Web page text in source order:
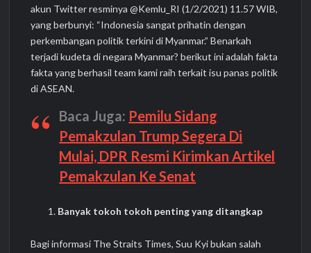
akun Twitter resminya @Kemlu_RI (1/2/2021) 11.57 WIB,
yang berbunyi: “Indonesia sangat prihatin dengan
perkembangan politik terkini di Myanmar.” Benarkah
terjadi kudeta di negara Myanmar? berikut ini adalah fakta
fakta yang berhasil team kami raih terkait isu panas politik
di ASEAN.
Baca Juga: Pemilu Sidang
Pemakzulan Trump Segera Di
Mulai, DPR Resmi Kirimkan Artikel
Pemakzulan Ke Senat
Banyak tokoh tokoh penting yang ditangkap
Bagi informasi The Straits Times, Suu Kyi bukan salah